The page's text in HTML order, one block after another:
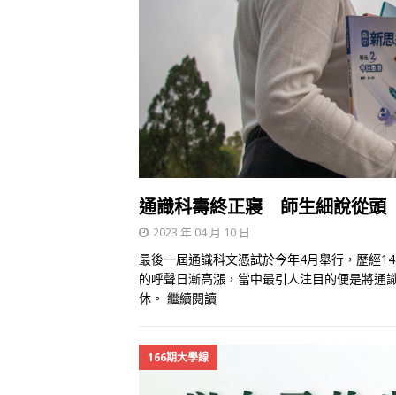
通識科壽終正寢 師生細說從頭
2023 年 04 月 10 日
最後一屆通識科文憑試於今年4月舉行，歷經
的呼聲日漸高漲，當中最引人注目的便是將通
休。 繼續閱讀
166期大學線